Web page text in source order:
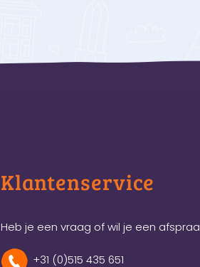
Klantenservice
Heb je een vraag of wil je een
+31 (0)515 435 651